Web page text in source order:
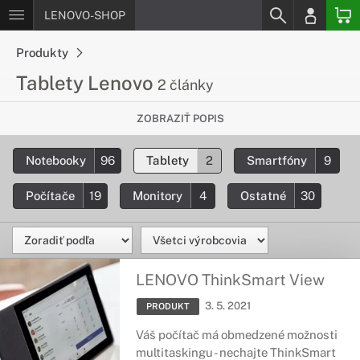
LENOVO-SHOP
Produkty
Tablety Lenovo 2 články
Všetko, čo chceš vedieť o tabletoch
Lenovo
Základné informácie o modelových radách a tabletoch
Lenovo, všeobecný prehľad o všetkých tabletoch.
ZOBRAZIŤ POPIS
Notebooky 96 Tablety 2 Smartfóny 9
Počítače 19 Monitory 4 Ostatné 30
LENOVO ThinkSmart View
PRODUKT 3. 5. 2021
Váš počítač má obmedzené možnosti
multitaskingu - nechajte ThinkSmart